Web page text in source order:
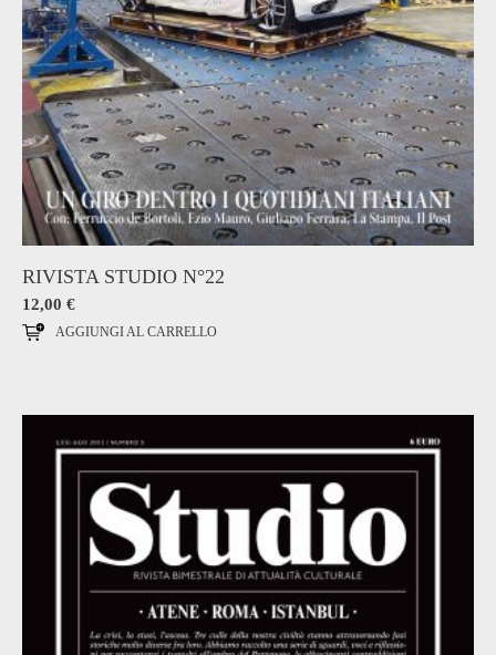
RIVISTA STUDIO N°22
12,00 €
AGGIUNGI AL CARRELLO